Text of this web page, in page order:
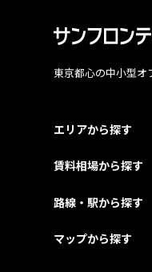
東京都心の中小型オ
エリアから探す
賃料相場から探す
路線・駅から探す
マップから探す